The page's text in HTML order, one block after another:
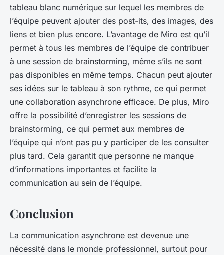
tableau blanc numérique sur lequel les membres de
l’équipe peuvent ajouter des post-its, des images, des
liens et bien plus encore. L’avantage de Miro est qu’il
permet à tous les membres de l’équipe de contribuer
à une session de brainstorming, même s’ils ne sont
pas disponibles en même temps. Chacun peut ajouter
ses idées sur le tableau à son rythme, ce qui permet
une collaboration asynchrone efficace. De plus, Miro
offre la possibilité d’enregistrer les sessions de
brainstorming, ce qui permet aux membres de
l’équipe qui n’ont pas pu y participer de les consulter
plus tard. Cela garantit que personne ne manque
d’informations importantes et facilite la
communication au sein de l’équipe.
Conclusion
La communication asynchrone est devenue une
nécessité dans le monde professionnel, surtout pour